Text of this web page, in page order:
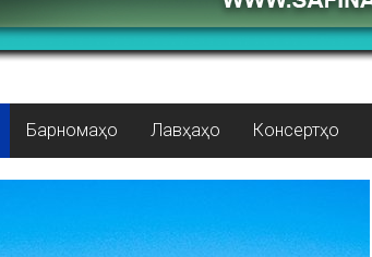
Барномаҳо Лавҳаҳо Консертҳо